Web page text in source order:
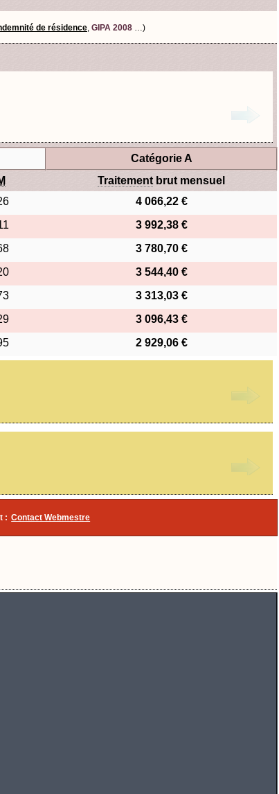
de résidence GIPA 2008 …)
Catégorie A
Traitement brut mensuel
4 066,22 €
3 992,38 €
3 780,70 €
3 544,40 €
3 313,03 €
3 096,43 €
2 929,06 €
: Contact Webmestre